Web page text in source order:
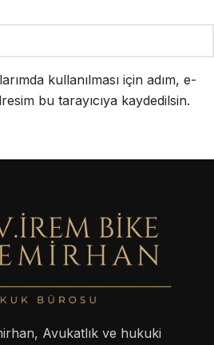
kullanılması için adım, e-
bu tarayıcıya kaydedilsin.
Avukatlık ve hukuki